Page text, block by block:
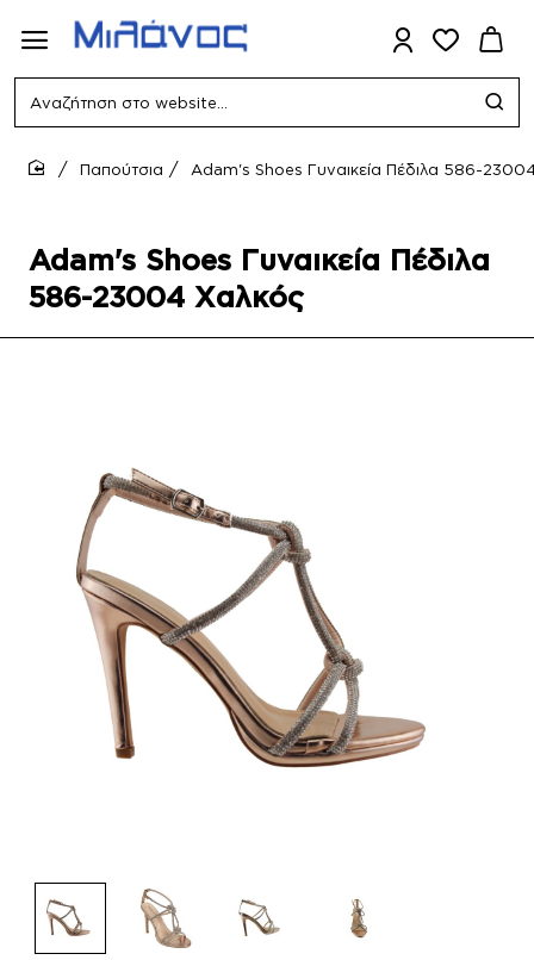
Αναζήτηση
website...
Adam's Shoes Γυναικεία Πέδιλα
586-23004 Χαλκός
Παπούτσια Adam's Shoes Γυναικεία Πέδιλα 586-